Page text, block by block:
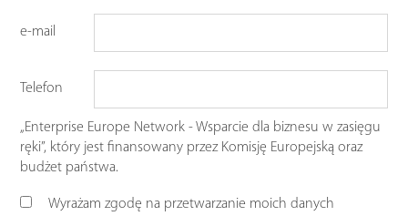
e-mail
Telefon
„Enterprise Europe Network - Wsparcie dla biznesu w zasięgu
ręki”, który jest finansowany przez Komisję Europejską oraz
budżet państwa.
Wyrażam zgodę na przetwarzanie moich danych